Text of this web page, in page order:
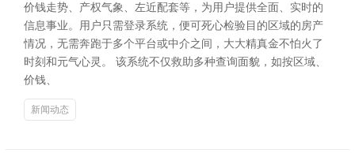
价钱走势、产权气象、左近配套等，为用户提供全面、实时的
信息事业。用户只需登录系统，便可死心检验目的区域的房产
情况，无需奔跑于多个平台或中介之间，大大精真金不怕火了
时刻和元气心灵。 该系统不仅救助多种查询面貌，如按区域、
价钱、
新闻动态